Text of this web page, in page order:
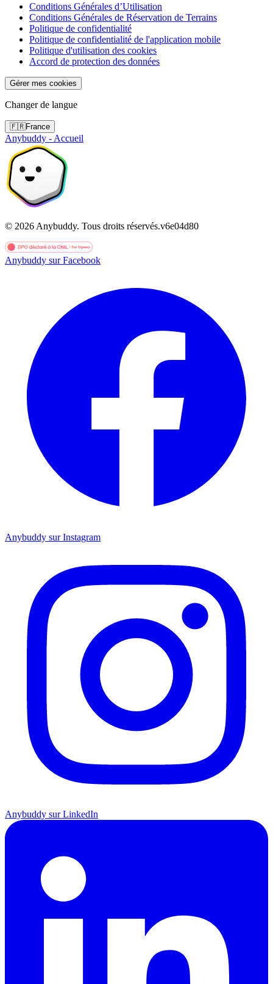
Conditions Générales d’Utilisation
Conditions Générales de Réservation de Terrains
Politique de confidentialité
Politique de confidentialité de l'application mobile
Politique d'utilisation des cookies
Accord de protection des données
Gérer mes cookies
Changer de langue
🇫🇷France
Anybuddy - Accueil
© 2026 Anybuddy. Tous droits réservés.v6e04d80
Anybuddy sur Facebook
Anybuddy sur Instagram
Anybuddy sur LinkedIn